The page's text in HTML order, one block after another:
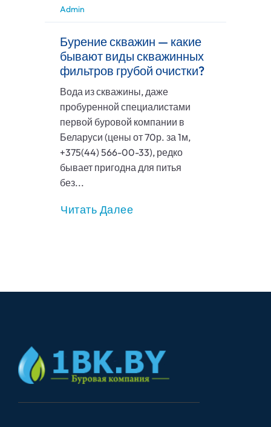
Admin
Бурение скважин — какие
бывают виды скважинных
фильтров грубой очистки?
Вода из скважины, даже
пробуренной специалистами
первой буровой компании в
Беларуси (цены от 70р. за 1м,
+375(44) 566-00-33), редко
бывает пригодна для питья
без...
Читать Далее